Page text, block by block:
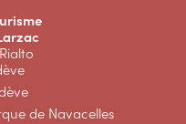
de Navacelles